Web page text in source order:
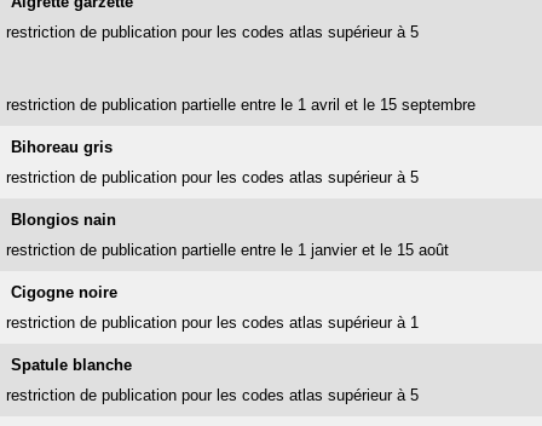
restriction de publication pour les codes atlas supérieur à 5
restriction de publication partielle entre le 1 avril et le 15 septembre
Bihoreau gris
restriction de publication pour les codes atlas supérieur à 5
Blongios nain
restriction de publication partielle entre le 1 janvier et le 15 août
Cigogne noire
restriction de publication pour les codes atlas supérieur à 1
Spatule blanche
restriction de publication pour les codes atlas supérieur à 5